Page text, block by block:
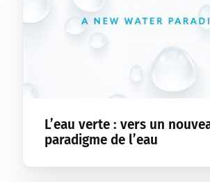
L’eau verte : vers un
paradigme de l’eau